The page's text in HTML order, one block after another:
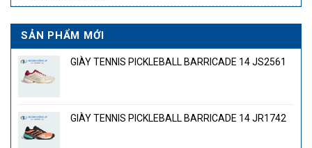
SẢN PHẨM MỚI
GIÀY TENNIS PICKLEBALL BARRICADE 14 JS2561
GIÀY TENNIS PICKLEBALL BARRICADE 14 JR1742